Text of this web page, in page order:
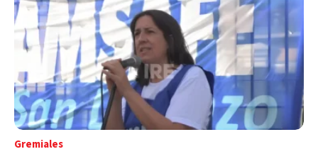
Gremiales